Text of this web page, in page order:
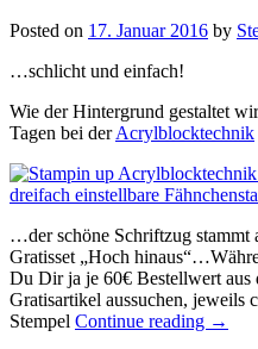
Posted on 17. Januar 2016 by
…schlicht und einfach!
Wie der Hintergrund gestaltet
Tagen bei derAcrylblocktechnik
…der schöne Schriftzug stammt
Gratisset „Hoch
Du Dir ja je 60€ Bestellwert aus
Gratisartikel aussuchen,
Stempel Continue reading „…
→